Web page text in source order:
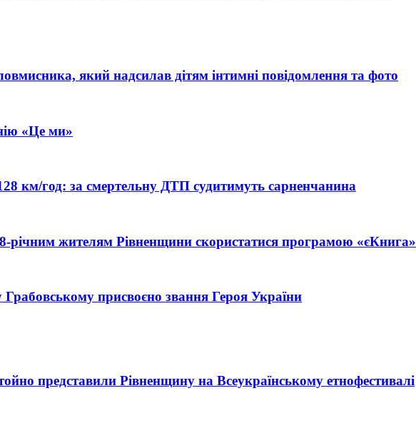
який надсилав дітям інтимні повідомлення та фото
«Це ми»
км/год: за смертельну ДТП судитимуть сарненчанина
річним жителям Рівненщини скористатися програмою «єКнига»
присвоєно звання Героя України
представили Рівненщину на Всеукраїнському етнофестивалі